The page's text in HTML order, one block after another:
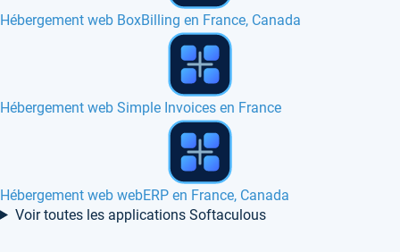
VPS SSD en Espagne
Partenaires
Hébergement web GPixPixel en France, Canada
Voir toutes les applications Softaculous